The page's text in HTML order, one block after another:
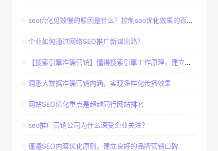
seo优化见效慢的原因是什么？控制seo优化效果的直接因素
企业如何通过网络SEO推广新谋出路？
【搜索引擎准确营销】懂得搜索引擎工作原理，建立准确客户群体
洞悉大数据准确营销内涵，实现多样化传播效果
网站SEO优化重点是超越同行网站排名
seo推广营销公司为什么深受企业关注？
谨遵SEO内容优化原则，建立良好的品牌营销口碑